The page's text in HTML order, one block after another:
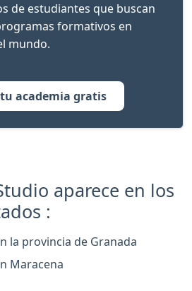
de estudiantes que buscan
formativos en
mundo.
academia gratis
aparece en los
:
la provincia de Granada
Maracena